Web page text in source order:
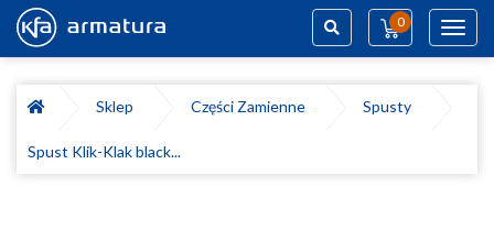
0
Sklep
Części Zamienne Spusty
Spust Klik-Klak black...